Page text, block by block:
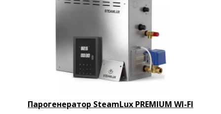
Парогенератор SteamLux PREMIUM WI-FI